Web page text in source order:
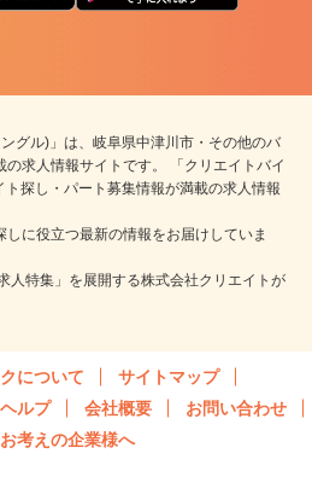
グル)」は、岐阜県中津川市・その他のバ
求人情報サイトです。 「クリエイトバイ
ト探し・パート募集情報が満載の求人情報
に役立つ最新の情報をお届けしていま
人特集」を展開する株式会社クリエイトが
について
サイトマップ
ヘルプ 会社概要
お問い合わせ
考えの企業様へ